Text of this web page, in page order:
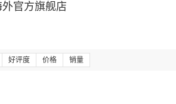
官方旗舰店
好评度 价格 销量